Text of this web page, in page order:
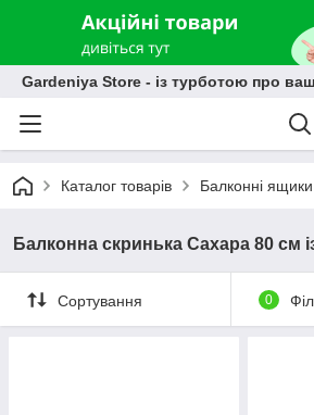
Gardeniya Store - із турботою про
Каталог товарів Балконні ящики
Балконна скринька Сахара 80 см
Сортування 0